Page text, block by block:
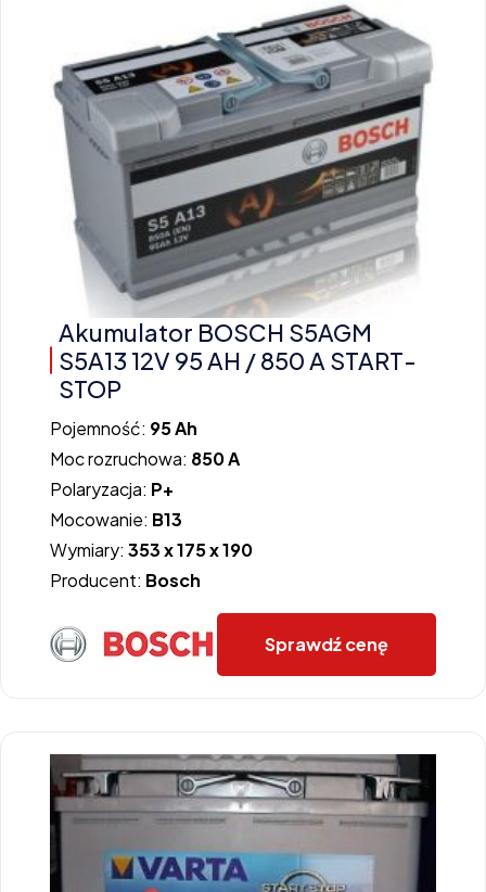
Akumulator BOSCH S5AGM
S5A13 12V 95 AH / 850 A START-
STOP
Pojemność: 95 Ah
Moc rozruchowa: 850 A
Polaryzacja: P+
Mocowanie: B13
Wymiary: 353 x 175 x 190
Producent: Bosch
Sprawdź cenę